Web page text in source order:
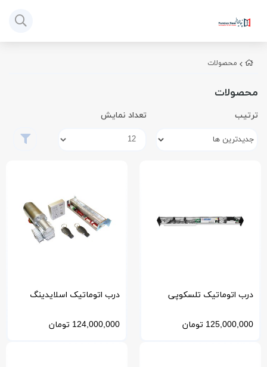
محصولات
محصولات
ترتیب تعداد نمایش
درب اتوماتیک تلسکوپی
اپراتور EZEM-ازم | موتور
125,000,000 تومان
درب اتوماتیک اسلایدینگ
اپراتور STARK-استارک
124,000,000 تومان